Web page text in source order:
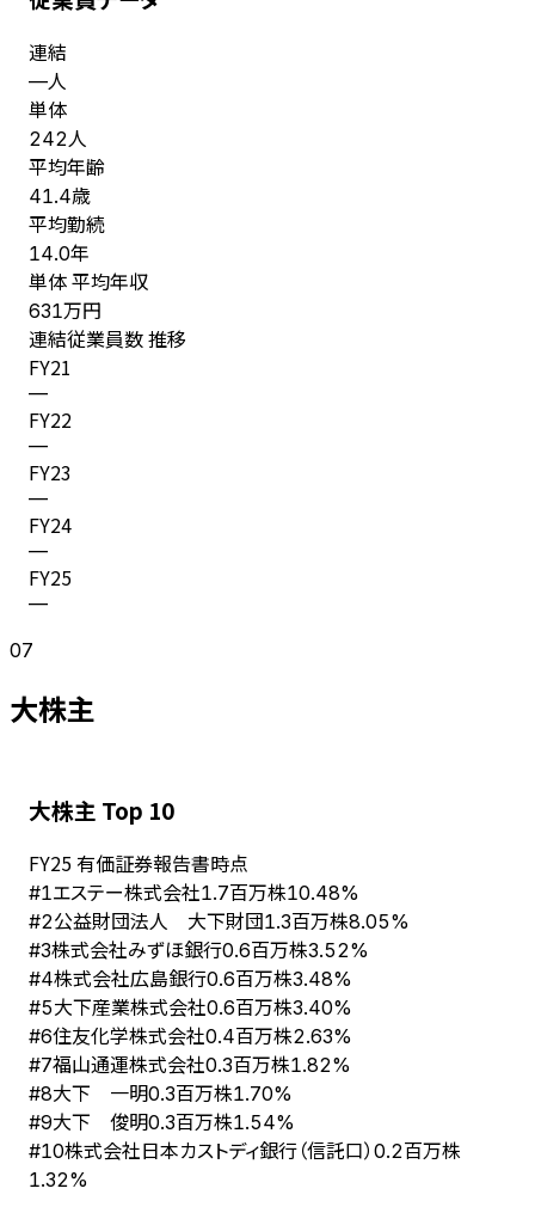
連結
—人
単体
242 人
平均年齢
41.4歳
平均勤続
14.0年
単体 平均年収
631万円
連結従業員数 推移
FY21
—
FY22
—
FY23
—
FY24
—
FY25
—
07
大株主
大株主 Top 10
FY25 有価証券報告書時点
#1エステー株式会社1.7百万株10.48%
#2公益財団法人 大下財団1.3百万株8.05%
#3株式会社みずほ銀行0.6百万株3.52%
#4株式会社広島銀行0.6百万株3.48%
#5大下産業株式会社0.6百万株3.40%
#6住友化学株式会社0.4百万株2.63%
#7福山通運株式会社0.3百万株1.82%
#8大下 一明0.3百万株1.70%
#9大下 俊明0.3百万株1.54%
#10株式会社日本カストディ銀行（信託口） 0.2百万株
1.32%